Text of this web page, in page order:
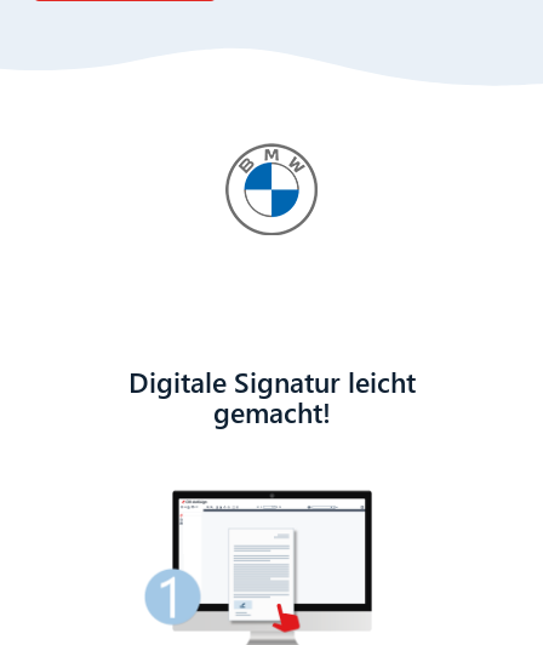
Digitale Signatur leicht
gemacht!